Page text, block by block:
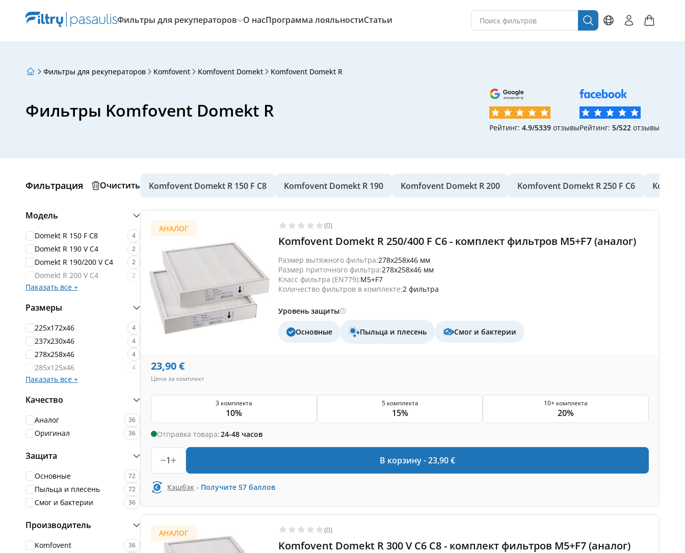
Фильтры для рекуператоров О насПрограмма лояльностиСтатьи
Фильтры для рекуператоров Komfovent Komfovent Domekt Komfovent Domekt R
Фильтры Komfovent Domekt R
Рейтинг: 4.9/5339 отзывыРейтинг: 5/522 отзывы
Фильтрация Очистить
Модель
Domekt R 150 F C8 4
Domekt R 190 V C4 2
Domekt R 190/200 V C4 2
Domekt R 200 V C4 2
Паказать все +
Размеры
225x172x46 4
237x230x46 4
278x258x46 4
285x125x46 4
Паказать все +
Качество
Аналог 36
Оригинал 36
Защита
Основные 72
Пыльца и плесень 72
Смог и бактерии 36
Производитель
Komfovent 36
Komfovent Domekt R 150 F C8 Komfovent Domekt R 190 Komfovent Domekt R 200 Komfovent Domekt R 250 F C6
АНАЛОГ (0)
Komfovent Domekt R 250/400 F C6 - комплект фильтров M5+F7 (аналог)
Размер вытяжного фильтра:278x258x46 мм
Размер приточного фильтра:278x258x46 мм
Класс фильтра (EN779):M5+F7
Количество фильтров в комплекте:2 фильтра
Уровень защиты
Основные Пыльца и плесень Смог и бактерии
23,90€
Цена за комплект
3 комплекта
10%
5 комплекта
15%
10+ комплекта
20%
Отправка товара:24-48 часов
1 В корзину -23,90€
Кэшбэк - Получите 57 баллов
АНАЛОГ (0)
Komfovent Domekt R 300 V C6 C8 - комплект фильтров M5+F7 (аналог)